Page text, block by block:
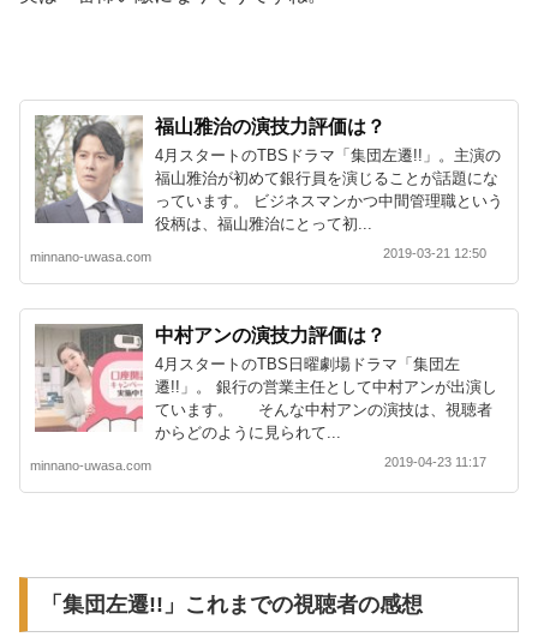
福山雅治の演技力評価は？
4月スタートのTBSドラマ「集団左遷!!」。主演の
福山雅治が初めて銀行員を演じることが話題にな
っています。 ビジネスマンかつ中間管理職という
役柄は、福山雅治にとって初...
minnano-uwasa.com 2019-03-21 12:50
中村アンの演技力評価は？
4月スタートのTBS日曜劇場ドラマ「集団左
遷!!」。 銀行の営業主任として中村アンが出演し
ています。 そんな中村アンの演技は、視聴者
からどのように見られて...
minnano-uwasa.com 2019-04-23 11:17
「集団左遷!!」これまでの視聴者の感想